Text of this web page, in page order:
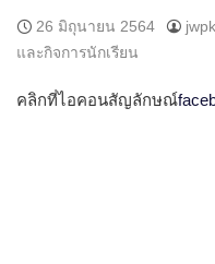
26 มิถุนายน 2564 jwpk
และกิจการนักเรียน
คลิกที่ไอคอนสัญลักษณ์